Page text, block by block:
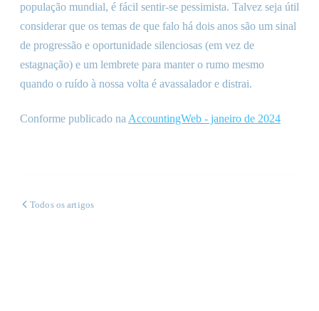
população mundial, é fácil sentir-se pessimista. Talvez seja útil
considerar que os temas de que falo há dois anos são um sinal
de progressão e oportunidade silenciosas (em vez de
estagnação) e um lembrete para manter o rumo mesmo
quando o ruído à nossa volta é avassalador e distrai.
Conforme publicado na AccountingWeb - janeiro de 2024
Todos os artigos